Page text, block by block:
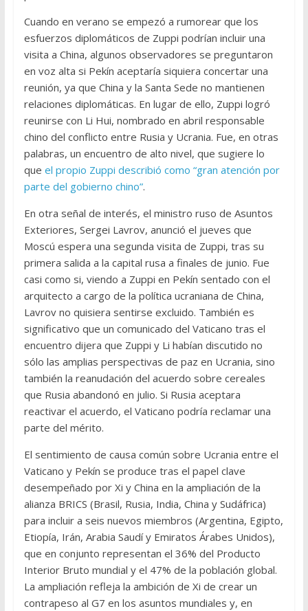
Cuando en verano se empezó a rumorear que los
esfuerzos diplomáticos de Zuppi podrían incluir una
visita a China, algunos observadores se preguntaron
en voz alta si Pekín aceptaría siquiera concertar una
reunión, ya que China y la Santa Sede no mantienen
relaciones diplomáticas. En lugar de ello, Zuppi logró
reunirse con Li Hui, nombrado en abril responsable
chino del conflicto entre Rusia y Ucrania. Fue, en otras
palabras, un encuentro de alto nivel, que sugiere lo
que el propio Zuppi describió como “gran atención por
parte del gobierno chino”.
En otra señal de interés, el ministro ruso de Asuntos
Exteriores, Sergei Lavrov, anunció el jueves que
Moscú espera una segunda visita de Zuppi, tras su
primera salida a la capital rusa a finales de junio. Fue
casi como si, viendo a Zuppi en Pekín sentado con el
arquitecto a cargo de la política ucraniana de China,
Lavrov no quisiera sentirse excluido. También es
significativo que un comunicado del Vaticano tras el
encuentro dijera que Zuppi y Li habían discutido no
sólo las amplias perspectivas de paz en Ucrania, sino
también la reanudación del acuerdo sobre cereales
que Rusia abandonó en julio. Si Rusia aceptara
reactivar el acuerdo, el Vaticano podría reclamar una
parte del mérito.
El sentimiento de causa común sobre Ucrania entre el
Vaticano y Pekín se produce tras el papel clave
desempeñado por Xi y China en la ampliación de la
alianza BRICS (Brasil, Rusia, India, China y Sudáfrica)
para incluir a seis nuevos miembros (Argentina, Egipto,
Etiopía, Irán, Arabia Saudí y Emiratos Árabes Unidos),
que en conjunto representan el 36% del Producto
Interior Bruto mundial y el 47% de la población global.
La ampliación refleja la ambición de Xi de crear un
contrapeso al G7 en los asuntos mundiales y, en